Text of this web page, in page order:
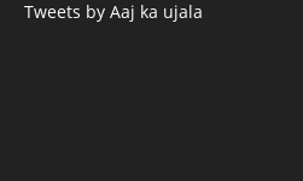
Tweets by Aaj ka ujala